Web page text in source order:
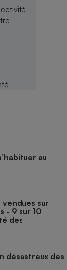
au
vendues sur
- 9 sur 10
des
désastreux des